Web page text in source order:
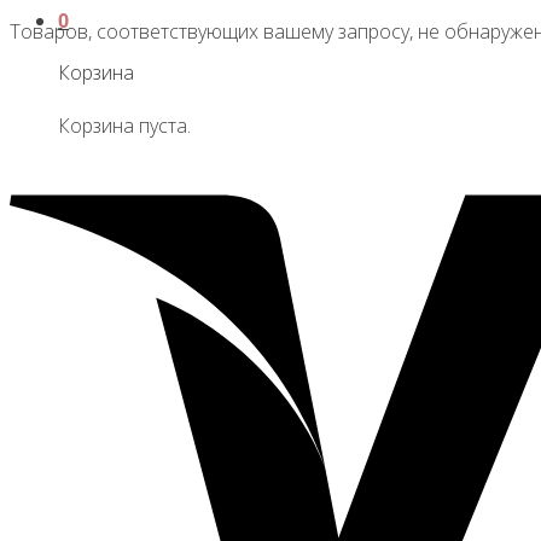
0
Корзина
Корзина пуста.
Товаров, соответствующих вашему запросу, не